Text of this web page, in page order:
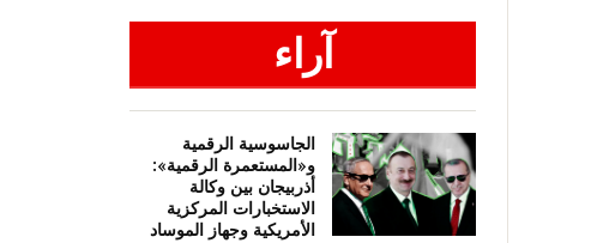
آراء
الجاسوسية الرقمية
و«المستعمرة الرقمية»:
أذربيجان بين وكالة
الاستخبارات المركزية
الأمريكية وجهاز الموساد